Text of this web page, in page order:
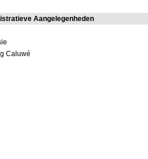
Aangelegenheden
Caluwé